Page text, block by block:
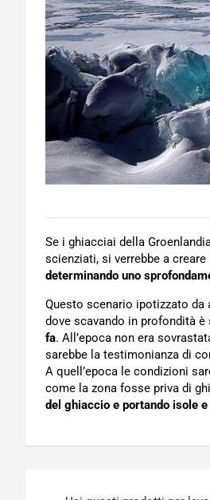
Se i ghiacciai della
scienziati, si verrebbe a
determinando uno
Questo scenario ipotizzato da
dove scavando in profondità
fa. All’epoca non era
sarebbe la testimonianza di
A quell’epoca le condizioni
come la zona fosse priva di
del ghiaccio e portando isole